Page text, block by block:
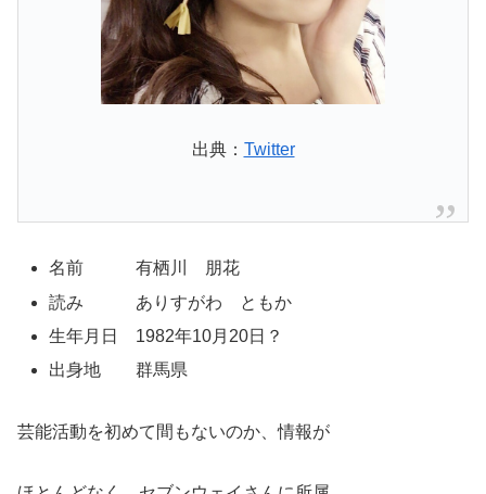
出典： Twitter
名前 有栖川 朋花
読み ありすがわ ともか
生年月日 1982年10月20日？
出身地 群馬県
芸能活動を初めて間もないのか、情報が